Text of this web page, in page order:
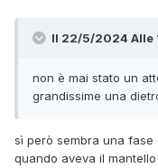
Il 22/5/2024 Alle
non è mai stato un
grandissime una
sì però sembra una
quando aveva il